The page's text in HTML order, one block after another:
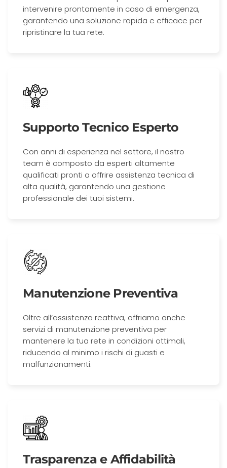
intervenire prontamente in caso di emergenza,
garantendo una soluzione rapida e efficace per
ripristinare la tua rete.
Supporto Tecnico Esperto
Con anni di esperienza nel settore, il nostro
team è composto da esperti altamente
qualificati pronti a offrire assistenza tecnica di
alta qualità, garantendo una gestione
professionale dei tuoi sistemi.
Manutenzione Preventiva
Oltre all’assistenza reattiva, offriamo anche
servizi di manutenzione preventiva per
mantenere la tua rete in condizioni ottimali,
riducendo al minimo i rischi di guasti e
malfunzionamenti.
Trasparenza e Affidabilità